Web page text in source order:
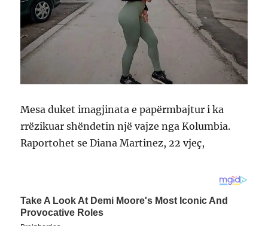
Mesa duket imagjinata e papërmbajtur i ka
rrëzikuar shëndetin një vajze nga Kolumbia.
Raportohet se Diana Martinez, 22 vjeç,